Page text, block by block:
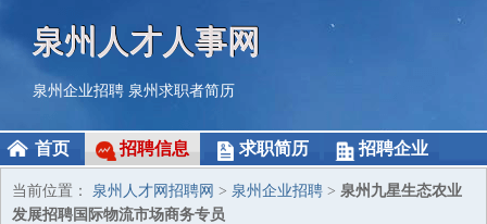
泉州人才人事网
泉州企业招聘 泉州求职者简历
首页 招聘信息 求职简历 招聘企业
当前位置： 泉州人才网招聘网 > 泉州企业招聘 > 泉州九星生态农业
发展招聘国际物流市场商务专员